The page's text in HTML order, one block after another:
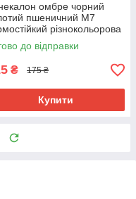
омбре чорний
пшеничний М7
різнокольорова
Jumbo довжина 60см
100гр для плетіння
до відправки
₴ 175 ₴
Купити